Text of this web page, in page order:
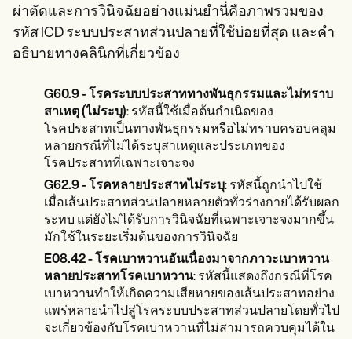
Pricing
Why Carepatron?
Login
ผ่าตัดและการวินิจฉัยอย่างแม่นยำนี่คือภาพรวมของ
รหัส ICD ระบบประสาทส่วนปลายที่ใช้บ่อยที่สุด และคำ
อธิบายทางคลินิกที่เกี่ยวข้อง
G60.9 - โรคระบบประสาททางพันธุกรรมและไม่ทราบ
สาเหตุ (ไม่ระบุ): รหัสนี้ใช้เมื่อต้นกำเนิดของ
โรคประสาทเป็นทางพันธุกรรมหรือไม่ทราบครอบคลุม
หลายกรณีที่ไม่ได้ระบุสาเหตุและประเภทของ
โรคประสาทที่เฉพาะเจาะจง
G62.9 - โรคหลายประสาทไม่ระบุ: รหัสนี้ถูกนำไปใช้
เมื่อเส้นประสาทส่วนปลายหลายตัวทั่วร่างกายได้รับผลก
ระทบ แต่ยังไม่ได้รับการวินิจฉัยที่เฉพาะเจาะจงมากขึ้น
มักใช้ในระยะเริ่มต้นของการวินิจฉัย
E08.42 - โรคเบาหวานอันเนื่องมาจากภาวะเบาหวาน
หลายประสาทโรคเบาหวาน: รหัสนี้แสดงถึงกรณีที่โรค
เบาหวานทำให้เกิดความเสียหายของเส้นประสาทอย่าง
แพร่หลายนำไปสู่โรคระบบประสาทส่วนปลายโดยทั่วไป
จะเกี่ยวข้องกับโรคเบาหวานที่ไม่สามารถควบคุมได้ใน